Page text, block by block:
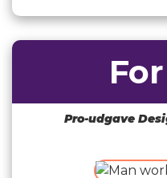
Pro-udgave